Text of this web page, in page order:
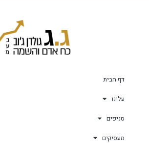
דף הבית
עלינו
סניפים
מעסיקים